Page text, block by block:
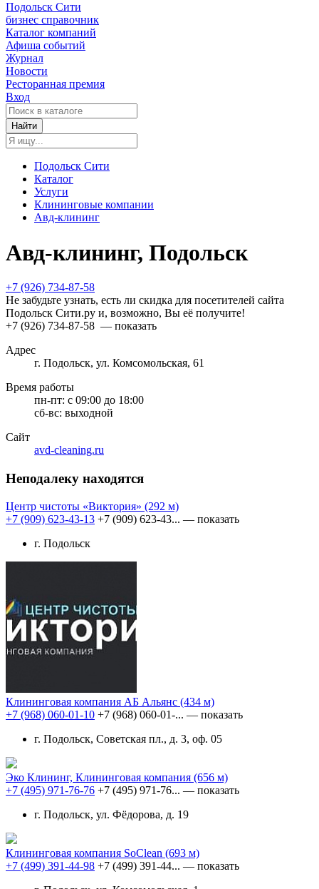
Подольск Сити
бизнес справочник
Каталог компаний
Афиша событий
Журнал
Новости
Ресторанная премия
Вход
Найти
Подольск Сити
Каталог
Услуги
Клининговые компании
Авд-клининг
Авд-клининг, Подольск
+7 (926) 734-87-58
Не забудьте узнать, есть ли скидка для посетителей сайта
Подольск Сити.ру и, возможно, Вы её получите!
+7 (926) 734-87-58 — показать
Адрес
г. Подольск, ул. Комсомольская, 61
Время работы
пн-пт: с 09:00 до 18:00
сб-вс: выходной
Сайт
avd-cleaning.ru
Неподалеку находятся
Центр чистоты «Виктория» (292 м)
+7 (909) 623-43-13 +7 (909) 623-43... — показать
г. Подольск
Клининговая компания АБ Альянс (434 м)
+7 (968) 060-01-10 +7 (968) 060-01-... — показать
г. Подольск, Советская пл., д. 3, оф. 05
Эко Клининг, Клининговая компания (656 м)
+7 (495) 971-76-76 +7 (495) 971-76... — показать
г. Подольск, ул. Фёдорова, д. 19
Клининговая компания SoClean (693 м)
+7 (499) 391-44-98 +7 (499) 391-44... — показать